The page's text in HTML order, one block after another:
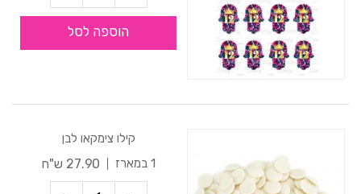
הוספה לסל
קילו צימקאו לבן
1 במארז
27.90 ש"ח